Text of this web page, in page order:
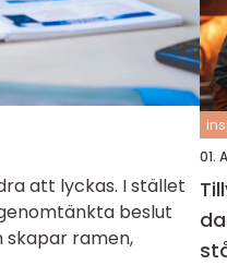
att lyckas. I stället
beslut
skapar ramen,
01.